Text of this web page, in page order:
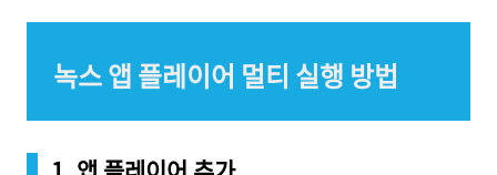
녹스 앱 플레이어 멀티 실행 방법